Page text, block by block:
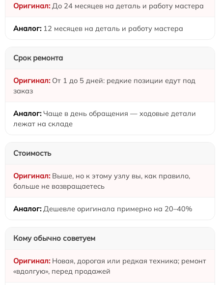
До 24 месяцев на деталь и работу мастера
12 месяцев на деталь и работу мастера
Срок ремонта
От 1 до 5 дней: редкие позиции едут под
заказ
Чаще в день обращения — ходовые детали
лежат на складе
Стоимость
Выше, но к этому узлу вы, как правило,
больше не возвращаетесь
Дешевле оригинала примерно на 20–40%
Кому обычно советуем
Новая, дорогая или редкая техника; ремонт
«вдолгую», перед продажей